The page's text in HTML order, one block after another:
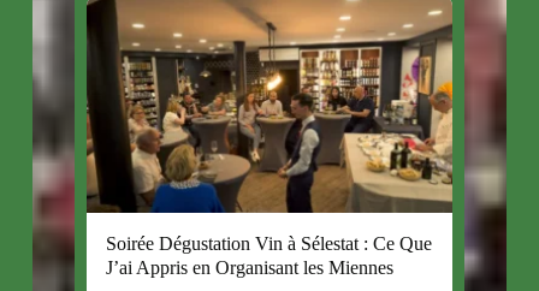
Soirée Dégustation Vin à Sélestat : Ce Que
J’ai Appris en Organisant les Miennes